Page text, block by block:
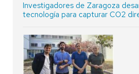
Investigadores de Zaragoza
tecnología para capturar CO2